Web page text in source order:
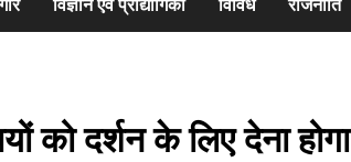
विज्ञान एवं प्रौद्योगिकी विविध राजनीति
को दर्शन के लिए देना होगा